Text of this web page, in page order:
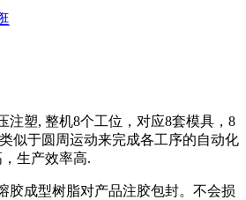
注塑, 整机8个工位，对应8套模具，8
似于圆周运动来完成各工序的自动化
生产效率高.
胶成型树脂对产品注胶包封。不会损